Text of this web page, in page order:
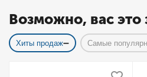
Возможно, вас это
Хиты продаж Самые